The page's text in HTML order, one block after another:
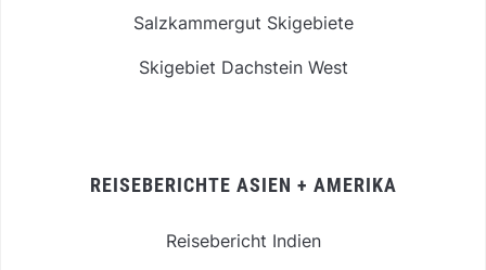
Salzkammergut Skigebiete
Skigebiet Dachstein West
REISEBERICHTE ASIEN + AMERIKA
Reisebericht Indien